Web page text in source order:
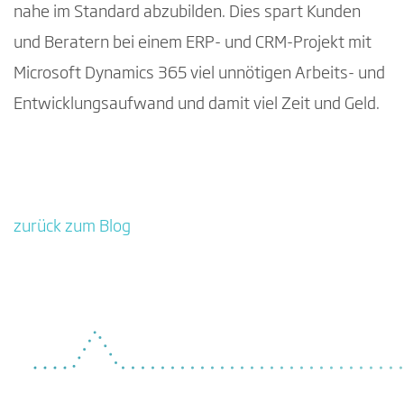
nahe im Standard abzubilden. Dies spart Kunden
und Beratern bei einem ERP- und CRM-Projekt mit
Microsoft Dynamics 365 viel unnötigen Arbeits- und
Entwicklungsaufwand und damit viel Zeit und Geld.
zurück zum Blog